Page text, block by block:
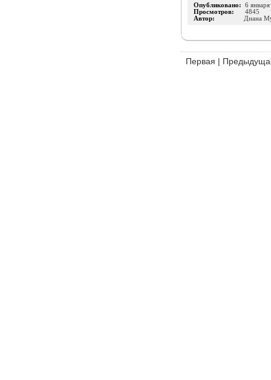
Опубликовано: 6
Просмотров: 4845
Автор: Диана
Первая |